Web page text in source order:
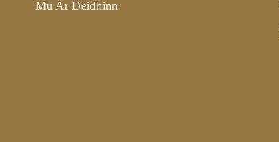
Mu Ar Deidhinn